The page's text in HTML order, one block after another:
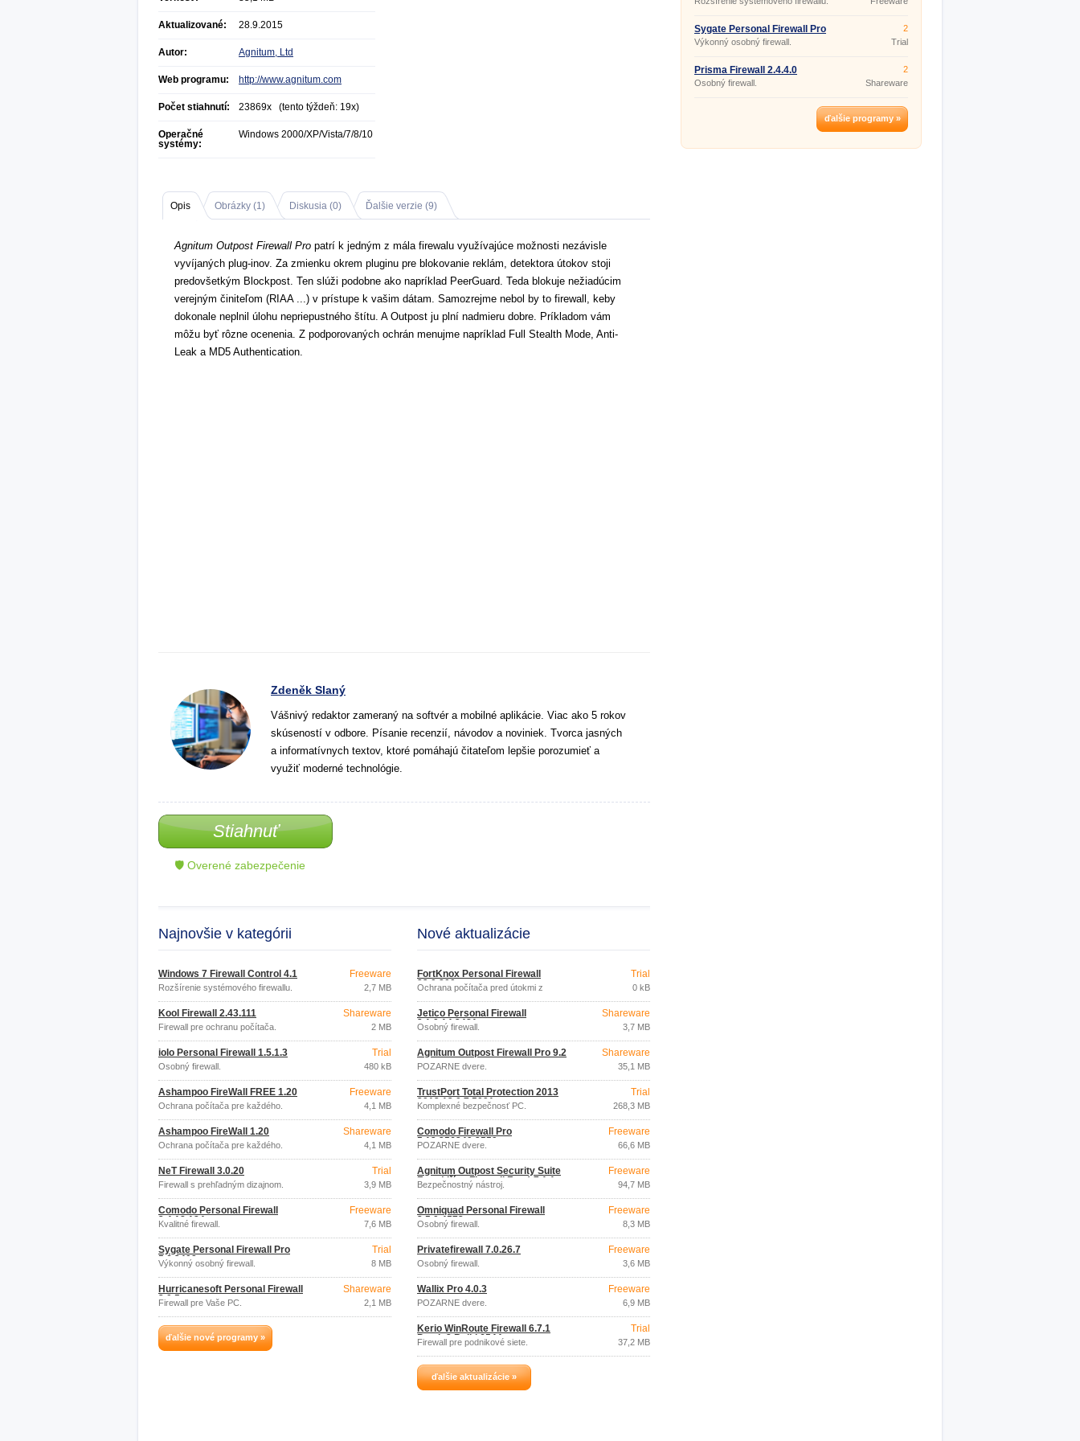
Aktualizované: 28.9.2015
Autor: Agnitum, Ltd
Web programu: http://www.agnitum.com
Počet stiahnutí: 23869x (tento týždeň: 19x)
Operačné
systémy:
Windows 2000/XP/Vista/7/8/10
Opis Obrázky (1) Diskusia (0) Ďalšie verzie (9)
Agnitum Outpost Firewall Pro patrí k jedným z mála firewalu využívajúce možnosti nezávisle
vyvíjaných plug-inov. Za zmienku okrem pluginu pre blokovanie reklám, detektora útokov stoji
predovšetkým Blockpost. Ten slúži podobne ako napríklad PeerGuard. Teda blokuje nežiadúcim
verejným činiteľom (RIAA ...) v prístupe k vašim dátam. Samozrejme nebol by to firewall, keby
dokonale neplnil úlohu nepriepustného štítu. A Outpost ju plní nadmieru dobre. Príkladom vám
môžu byť rôzne ocenenia. Z podporovaných ochrán menujme napríklad Full Stealth Mode, Anti-
Leak a MD5 Authentication.
Zdeněk Slaný
Vášnivý redaktor zameraný na softvér a mobilné aplikácie. Viac ako 5 rokov
skúseností v odbore. Písanie recenzií, návodov a noviniek. Tvorca jasných
a informatívnych textov, ktoré pomáhajú čitateľom lepšie porozumieť a
využiť moderné technológie.
Stiahnuť
🛡 Overené zabezpečenie
Najnovšie v kategórii
Windows 7 Firewall Control 4.1
Rozšírenie systémového firewallu.
Freeware
2,7 MB
Kool Firewall 2.43.111
Firewall pre ochranu počítača.
Shareware
2 MB
iolo Personal Firewall 1.5.1.3
Osobný firewall.
Trial
480 kB
Ashampoo FireWall FREE 1.20
Ochrana počítača pre každého.
Freeware
4,1 MB
Ashampoo FireWall 1.20
Ochrana počítača pre každého.
Shareware
4,1 MB
NeT Firewall 3.0.20
Firewall s prehľadným dizajnom.
Trial
3,9 MB
Comodo Personal Firewall
2.4.18.184
Kvalitné firewall.
Freeware
7,6 MB
Sygate Personal Firewall Pro
5.6.3408
Výkonný osobný firewall.
Trial
8 MB
Hurricanesoft Personal Firewall
2.0.5
Firewall pre Vaše PC.
Shareware
2,1 MB
ďalšie nové programy »
Nové aktualizácie
FortKnox Personal Firewall
23.0.800
Ochrana počítača pred útokmi z
Trial
0 kB
Jetico Personal Firewall
2.1.0.14.2481
Osobný firewall.
Shareware
3,7 MB
Agnitum Outpost Firewall Pro 9.2
POŽARNE dvere.
Shareware
35,1 MB
TrustPort Total Protection 2013
2013 13.0.7.5091
Komplexné bezpečnosť PC.
Trial
268,3 MB
Comodo Firewall Pro
5.12.256249.2559
POŽARNE dvere.
Freeware
66,6 MB
Agnitum Outpost Security Suite
Free (dříve Firewall Free) 7.1.1
Bezpečnostný nástroj.
Freeware
94,7 MB
Omniquad Personal Firewall
2.5.0.4572
Osobný firewall.
Freeware
8,3 MB
Privatefirewall 7.0.26.7
Osobný firewall.
Freeware
3,6 MB
Wallix Pro 4.0.3
POŽARNE dvere.
Freeware
6,9 MB
Kerio WinRoute Firewall 6.7.1
Patch 2 Build 6544
Firewall pre podnikové siete.
Trial
37,2 MB
ďalšie aktualizácie »
Sygate Personal Firewall Pro
5.6.3408
Výkonný osobný firewall.
2
Trial
Prisma Firewall 2.4.4.0
Osobný firewall.
2
Shareware
ďalšie programy »